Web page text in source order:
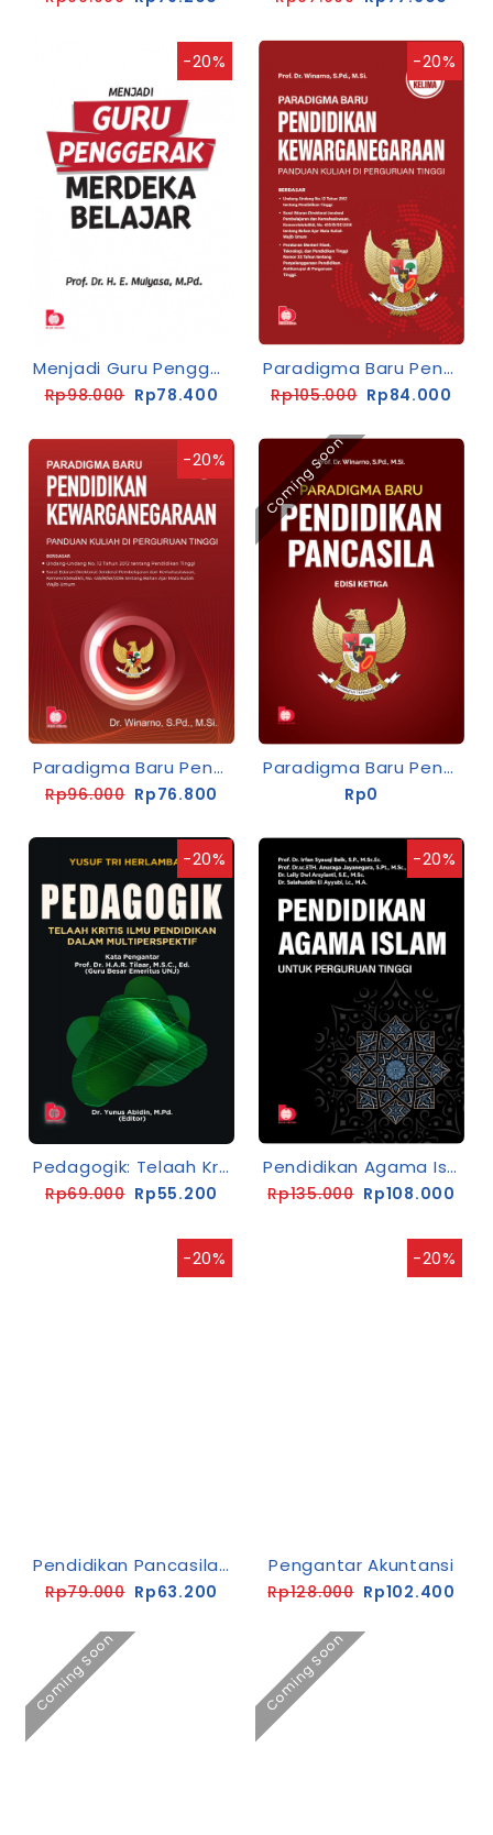
-20%
Menjadi Guru Penggerak Merdeka Belajar
Rp98.000 Rp78.400
-20%
Paradigma Baru Pendidikan Kewarganegaraan Edisi Kelima
Rp105.000 Rp84.000
-20%
Paradigma Baru Pendidikan Kewarganegaraan: Panduan Kuliah Di Perguruan Tinggi (Edisi Keempat)
Rp96.000 Rp76.800
Coming Soon
Paradigma Baru Pendidikan Pancasila Edisi Ketiga
Rp0
-20%
Pedagogik: Telaah Kritis Ilmu Pendidikan Dalam Multiperspektif
Rp69.000 Rp55.200
-20%
Pendidikan Agama Islam Untuk Perguruan Tinggi
Rp135.000 Rp108.000
-20%
Pendidikan Pancasila Di Perguruan Tinggi: Paradigma Baru Dalam Menanamkan Nilai Bangsa
Rp79.000 Rp63.200
-20%
Pengantar Akuntansi
Rp128.000 Rp102.400
Coming Soon Coming Soon